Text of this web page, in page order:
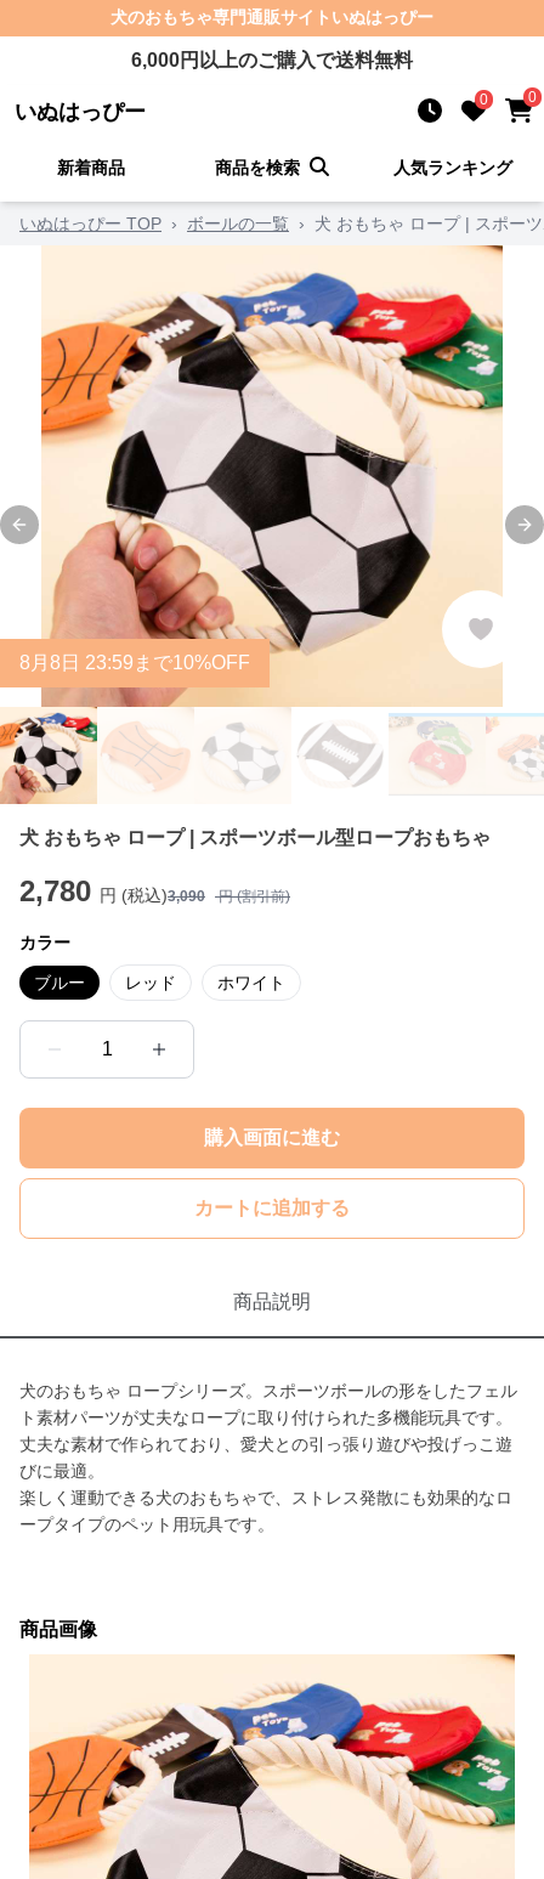
犬のおもちゃ専門通販サイト いぬはっぴー
6,000円以上のご購入で送料無料
いぬはっぴー 0 0
新着商品 商品を検索 人気ランキング
いぬはっぴー TOP › ボールの一覧 › 犬 おもちゃ ロープ | スポー
Previous slide
8 月 8 日 23:59まで10%OFF
犬 おもちゃ ロープ | スポーツボール型ロープおもちゃ
2,780 円 (税込)3,090 円 (割引前)
カラー
ブルー レッド ホワイト
1
購入画面に進む
カートに追加する
商品説明
犬のおもちゃ ロープシリーズ。スポーツボールの形をしたフェル
ト素材パーツが丈夫なロープに取り付けられた多機能玩具です。
丈夫な素材で作られており、愛犬との引っ張り遊びや投げっこ遊
びに最適。
楽しく運動できる犬のおもちゃで、ストレス発散にも効果的なロ
ープタイプのペット用玩具です。
商品画像